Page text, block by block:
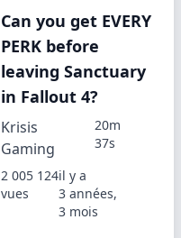
Can you get EVERY
PERK before
leaving Sanctuary
in Fallout 4?
Krisis
Gaming
20m
37s
2 005 124
vues
il y a
3 années,
3 mois